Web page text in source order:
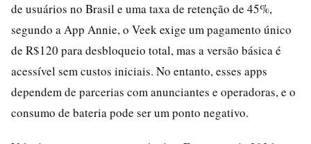
de usuários no Brasil e uma taxa de retenção de 45%,
segundo a App Annie, o Veek exige um pagamento único
de R$120 para desbloqueio total, mas a versão básica é
acessível sem custos iniciais. No entanto, esses apps
dependem de parcerias com anunciantes e operadoras, e o
consumo de bateria pode ser um ponto negativo.